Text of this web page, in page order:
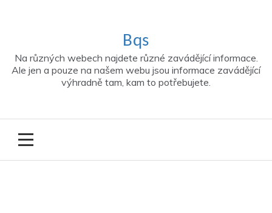
Bqs
Na různých webech najdete různé zavádějící informace.
Ale jen a pouze na našem webu jsou informace zavádějící
výhradně tam, kam to potřebujete.